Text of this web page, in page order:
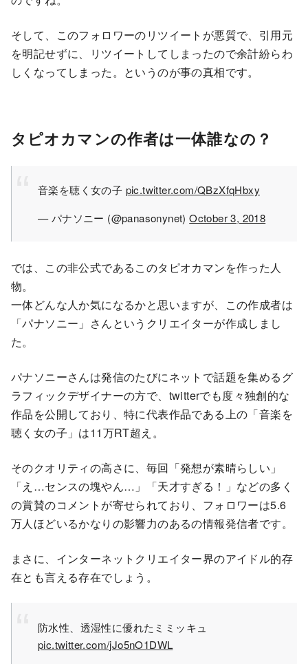
そして、このフォロワーのリツイートが悪質で、引用元
を明記せずに、リツイートしてしまったので余計紛らわ
しくなってしまった。というのが事の真相です。
タピオカマンの作者は一体誰なの？
音楽を聴く女の子 pic.twitter.com/QBzXfqHbxy
— パナソニー (@panasonynet)October 3, 2018
では、この非公式であるこのタピオカマンを作った人
物。
一体どんな人か気になるかと思いますが、この作成者は
「パナソニー」さんというクリエイターが作成しまし
た。
パナソニーさんは発信のたびにネットで話題を集めるグ
ラフィックデザイナーの方で、twitterでも度々独創的な
作品を公開しており、特に代表作品である上の「音楽を
聴く女の子」は11万RT超え。
そのクオリティの高さに、毎回「発想が素晴らしい」
「え…センスの塊やん…」「天才すぎる！」などの多く
の賞賛のコメントが寄せられており、フォロワーは5.6
万人ほどいるかなりの影響力のあるの情報発信者です。
まさに、インターネットクリエイター界のアイドル的存
在とも言える存在でしょう。
防水性、透湿性に優れたミミッキュ
pic.twitter.com/jJo5nO1DWL